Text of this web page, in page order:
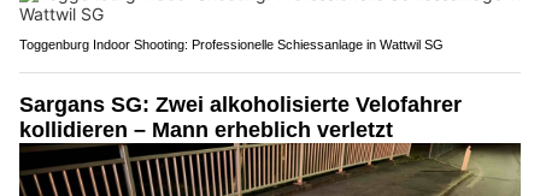
Toggenburg Indoor Shooting: Professionelle Schiessanlage in Wattwil SG
Sargans SG: Zwei alkoholisierte Velofahrer
kollidieren – Mann erheblich verletzt